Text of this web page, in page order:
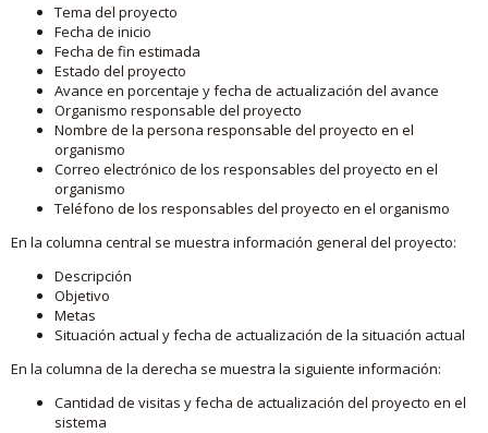
Tema del proyecto
Fecha de inicio
Fecha de fin estimada
Estado del proyecto
Avance en porcentaje y fecha de actualización del avance
Organismo responsable del proyecto
Nombre de la persona responsable del proyecto en el
organismo
Correo electrónico de los responsables del proyecto en el
organismo
Teléfono de los responsables del proyecto en el organismo
En la columna central se muestra información general del proyecto:
Descripción
Objetivo
Metas
Situación actual y fecha de actualización de la situación actual
En la columna de la derecha se muestra la siguiente información:
Cantidad de visitas y fecha de actualización del proyecto en el
sistema